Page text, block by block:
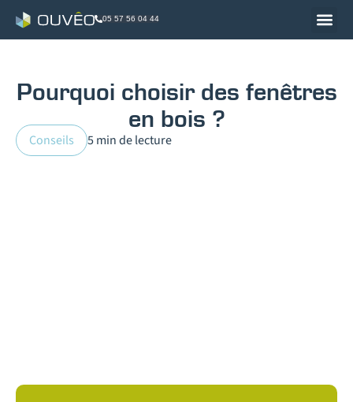
05 57 56 04 44
Pourquoi choisir des fenêtres
en bois ?
Conseils 5 min de lecture